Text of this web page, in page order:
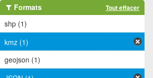
Formats Tout effacer
shp (1)
kmz (1)
geojson (1)